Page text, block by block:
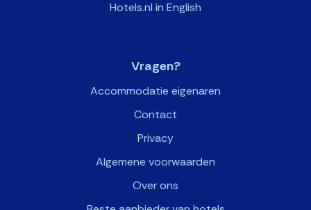
Hotels.nl in English
>
Vragen?
Accommodatie eigenaren
Contact
Privacy
Algemene voorwaarden
Over ons